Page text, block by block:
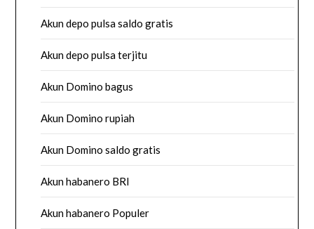
Akun depo pulsa saldo gratis
Akun depo pulsa terjitu
Akun Domino bagus
Akun Domino rupiah
Akun Domino saldo gratis
Akun habanero BRI
Akun habanero Populer